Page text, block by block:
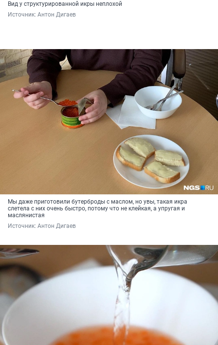
Вид у структурированной икры неплохой
Источник: Антон Дигаев
Мы даже приготовили бутерброды с маслом, но увы, такая икра
слетела с них очень быстро, потому что не клейкая, а упругая и
маслянистая
Источник: Антон Дигаев